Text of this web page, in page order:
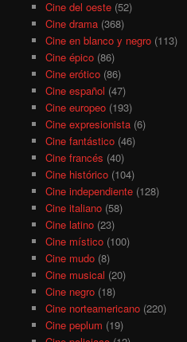
Cine del oeste(52)
Cine drama(368)
Cine en blanco y negro(113)
Cine épico(86)
Cine erótico(86)
Cine español (47)
Cine europeo(193)
Cine expresionista(6)
Cine fantástico(46)
Cine francés (40)
Cine histórico(104)
Cine independiente(128)
Cine italiano(58)
Cine latino(23)
Cine místico(100)
Cine mudo(8)
Cine musical (20)
Cine negro(18)
Cine norteamericano(220)
Cine peplum (19)